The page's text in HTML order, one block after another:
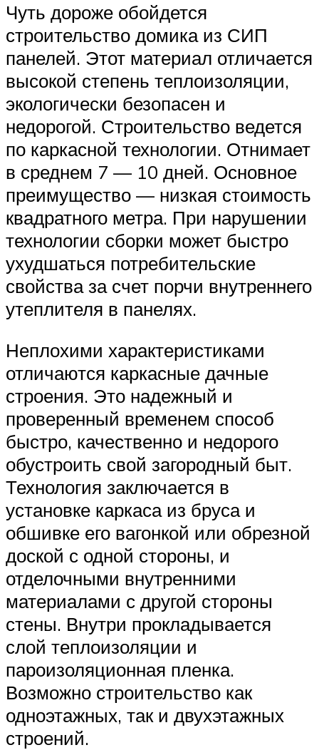
Чуть дороже обойдется
строительство домика из СИП
панелей. Этот материал отличается
высокой степень теплоизоляции,
экологически безопасен и
недорогой. Строительство ведется
по каркасной технологии. Отнимает
в среднем 7 — 10 дней. Основное
преимущество — низкая стоимость
квадратного метра. При нарушении
технологии сборки может быстро
ухудшаться потребительские
свойства за счет порчи внутреннего
утеплителя в панелях.
Неплохими характеристиками
отличаются каркасные дачные
строения. Это надежный и
проверенный временем способ
быстро, качественно и недорого
обустроить свой загородный быт.
Технология заключается в
установке каркаса из бруса и
обшивке его вагонкой или обрезной
доской с одной стороны, и
отделочными внутренними
материалами с другой стороны
стены. Внутри прокладывается
слой теплоизоляции и
пароизоляционная пленка.
Возможно строительство как
одноэтажных, так и двухэтажных
строений.